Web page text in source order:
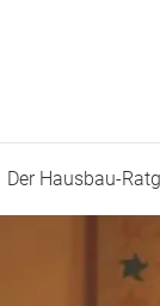
Der Hausbau-